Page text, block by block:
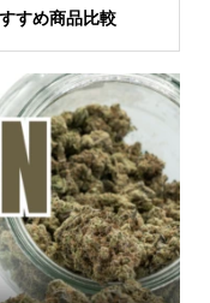
すめ商品比較